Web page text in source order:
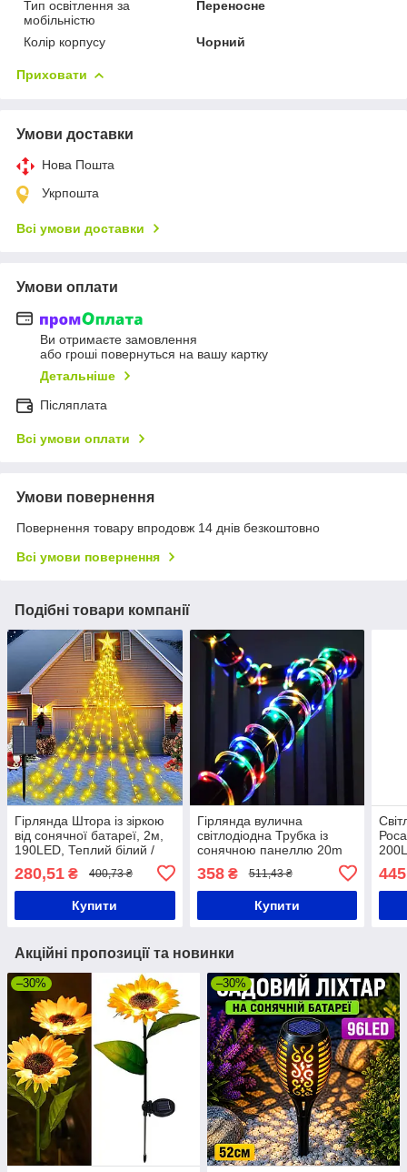
Тип освітлення за
мобільністю
Переносне
Колір корпусу Чорний
Приховати
Умови доставки
Нова Пошта
Укрпошта
Всі умови доставки
Умови оплати
Ви отримаєте замовлення
або гроші повернуться на вашу картку
Детальніше
Післяплата
Всі умови оплати
Умови повернення
Повернення товару впродовж 14 днів безкоштовно
Всі умови повернення
Подібні товари компанії
Гірлянда Штора із зіркою
від сонячної батареї, 2м,
190LED, Теплий білий /
Вулична LED гірлянда на
ялинку
280,51 ₴ 400,73 ₴
Купити
Гірлянда вулична
світлодіодна Трубка із
сонячною панеллю 20m
Мультиколор
358₴ 511,43 ₴
Купити
від
Акційні пропозиції та новинки
–30% –30%